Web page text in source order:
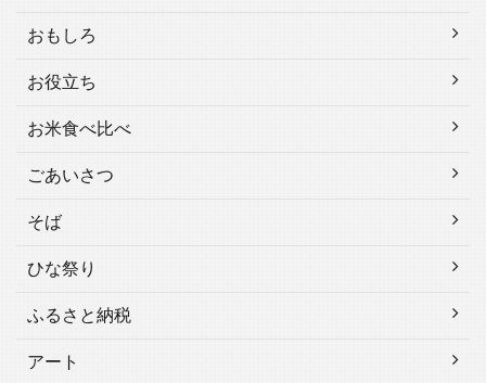
おもしろ
お役立ち
お米食べ比べ
ごあいさつ
そば
ひな祭り
ふるさと納税
アート